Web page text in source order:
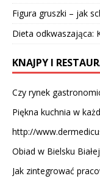
Figura gruszki – jak
Dieta odkwaszająca:
KNAJPY I
Czy rynek
Piękna kuchnia w
http://
Obiad w Bielsku Białej
Jak zintegrować